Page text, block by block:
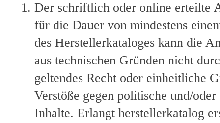
Der schriftlich oder online erteilte
für die Dauer von mindestens
des Herstellerkataloges kann die
aus technischen Gründen nicht
geltendes Recht oder einheitliche
Verstöße gegen politische und/
Inhalte. Erlangt herstellerkatalog